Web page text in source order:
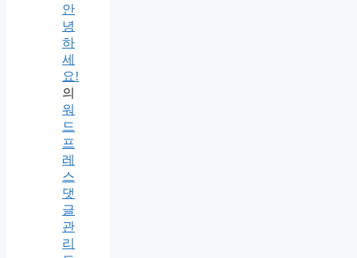
안
녕
하
세
요!
의
워
드
프
레
스
댓
글
관
리